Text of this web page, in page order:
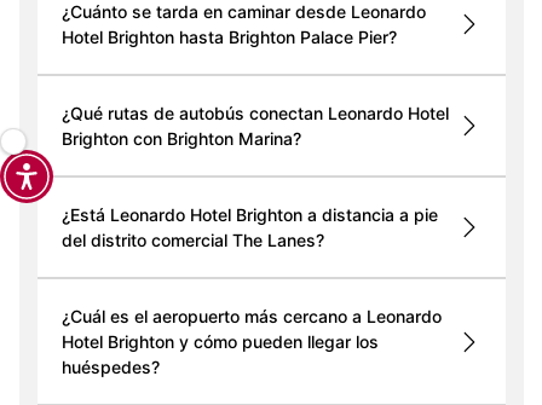
¿Cuánto se tarda en caminar desde Leonardo
Hotel Brighton hasta Brighton Palace Pier?
¿Qué rutas de autobús conectan Leonardo Hotel
Brighton con Brighton Marina?
¿Está Leonardo Hotel Brighton a distancia a pie
del distrito comercial The Lanes?
¿Cuál es el aeropuerto más cercano a Leonardo
Hotel Brighton y cómo pueden llegar los
huéspedes?